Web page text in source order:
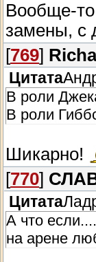
Вообще-то
замены, с
[769]
Цитата
В роли
В роли
Шикарно!
[770]
Цитата
А что
на арене